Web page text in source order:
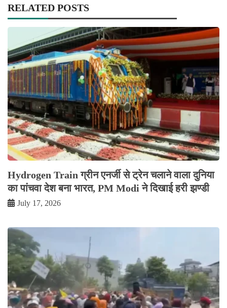
RELATED POSTS
Hydrogen Train ग्रीन एनर्जी से ट्रेन चलाने वाला दुनिया
का पांचवा देश बना भारत, PM Modi ने दिखाई हरी झण्डी
July 17, 2026